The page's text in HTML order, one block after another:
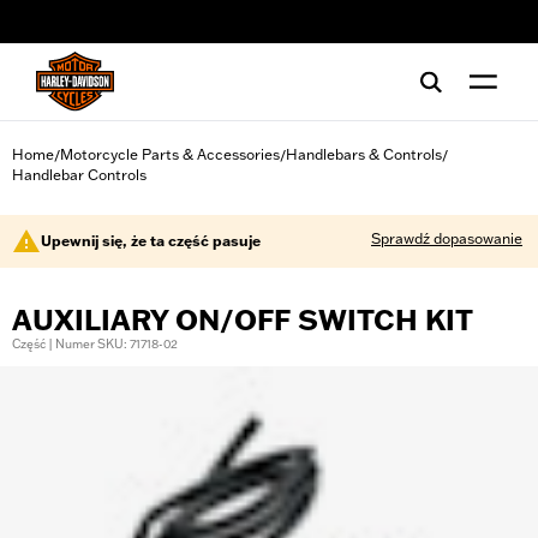
Home/Motorcycle Parts & Accessories/Handlebars & Controls/
Handlebar Controls
Upewnij się, że ta część pasuje Sprawdź dopasowanie
AUXILIARY ON/OFF SWITCH KIT
Część | Numer SKU: 71718-02